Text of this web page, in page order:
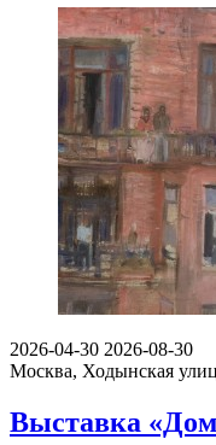
2026-04-30 2026-08-30
Москва, Ходынская
Выставка «Дом